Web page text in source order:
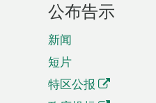
公布告示
新闻
短片
特区公报